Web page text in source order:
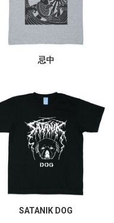
忌中
SATANIK DOG